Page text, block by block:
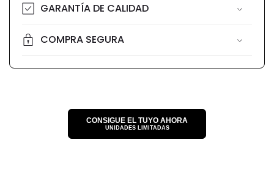
GARANTÍA DE CALIDAD
COMPRA SEGURA
CONSIGUE EL TUYO AHORA
UNIDADES LIMITADAS